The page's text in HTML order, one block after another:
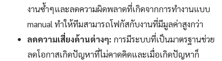
งานซ้ำๆและลดความผิดพลาดที่เกิดจากการทำงานแบบ
manual ทำให้ทีมสามารถโฟกัสกับงานที่มีมูลค่าสูงกว่า
ลดความเสี่ยงด้านต่างๆ: การมีระบบที่เป็นมาตรฐานช่วย
ลดโอกาสเกิดปัญหาที่ไม่คาดคิดและเมื่อเกิดปัญหาก็